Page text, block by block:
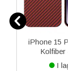
iPhone 15
Kolfiber
I